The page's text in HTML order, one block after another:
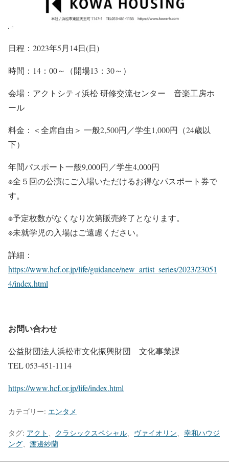
日程：2023年5月14日(日)
時間：14：00～（開場13：30～）
会場：アクトシティ浜松 研修交流センター 音楽工房ホ
ール
料金：＜全席自由＞ 一般2,500円／学生1,000円（24歳以
下）
年間パスポート一般9,000円／学生4,000円
※全５回の公演にご入場いただけるお得なパスポート券で
す。
※予定枚数がなくなり次第販売終了となります。
※未就学児の入場はご遠慮ください。
詳細：
https://www.hcf.or.jp/life/guidance/new_artist_series/2023/23051
4/index.html
お問い合わせ
公益財団法人浜松市文化振興財団 文化事業課
TEL 053-451-1114
https://www.hcf.or.jp/life/index.html
カテゴリー: エンタメ
タグ: アクト クラシックスペシャル ヴァイオリン
幸和ハウジ
ング
渡邊紗蘭